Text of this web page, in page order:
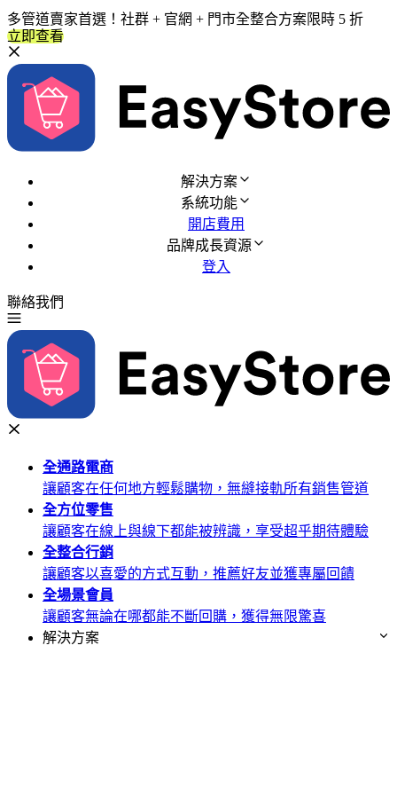
多管道賣家首選！社群 + 官網 + 門市全整合方案限時 5 折
立即查看
解決方案
系統功能
開店費用
品牌成長資源
登入
聯絡我們
全通路電商
讓顧客在任何地方輕鬆購物，無縫接軌所有銷售管道
全方位零售
讓顧客在線上與線下都能被辨識，享受超乎期待體驗
全整合行銷
讓顧客以喜愛的方式互動，推薦好友並獲專屬回饋
全場景會員
讓顧客無論在哪都能不斷回購，獲得無限驚喜
解決方案